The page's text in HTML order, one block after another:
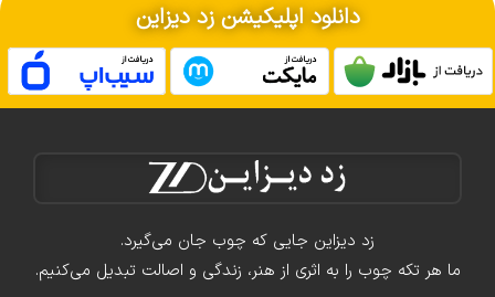
دانلود اپلیکیشن زد دیزاین
زد دیزاین جایی که چوب جان می‌گیرد.
ما هر تکه چوب را به اثری از هنر، زندگی و اصالت تبدیل می‌کنیم.